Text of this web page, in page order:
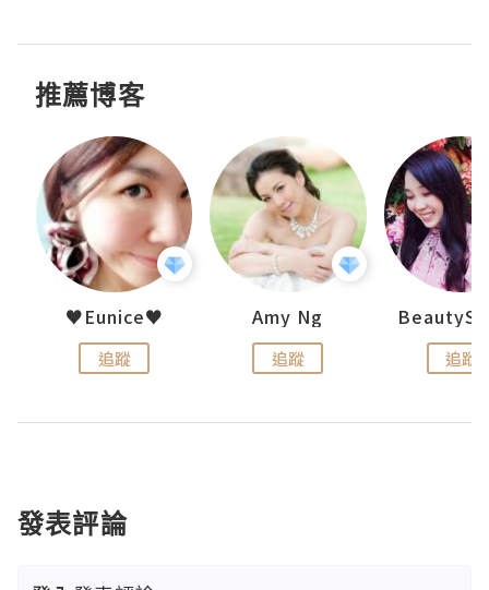
推薦博客
♥Eunice♥
追蹤
Amy Ng
追蹤 追蹤
發表評論